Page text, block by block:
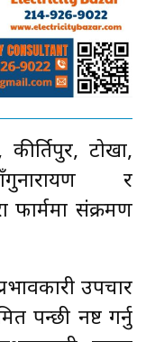
कीर्तिपुर, टोखा,
र
फार्ममा संक्रमण
उपचार
पन्छी नष्ट गर्नु